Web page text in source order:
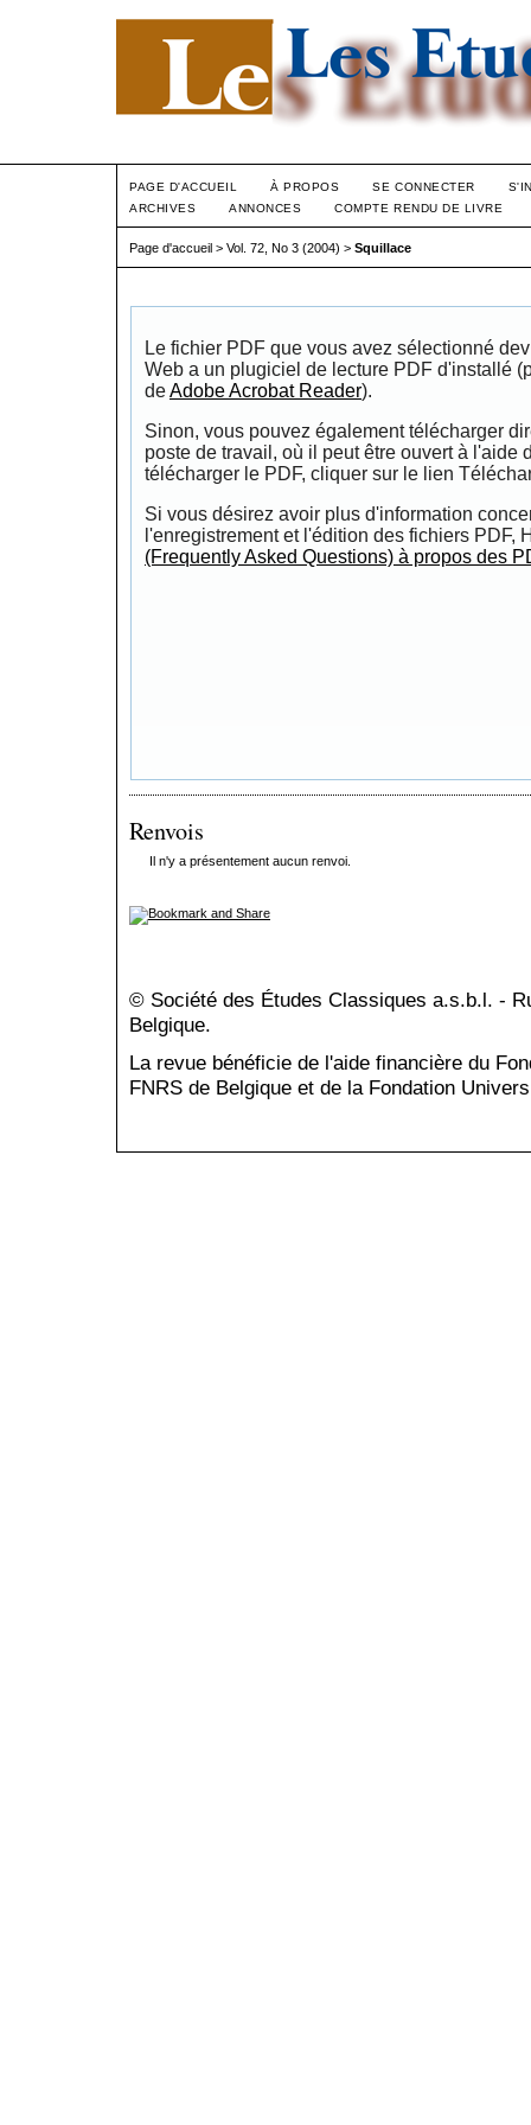
PAGE D'ACCUEIL À PROPOS SE CONNECTER
ARCHIVES
ANNONCES COMPTE RENDU DE LIVRE
Page d'accueil > Vol. 72, No 3 (2004) > Squillace
Le fichier PDF que vous avez sélectionné
Web a un plugiciel de lecture PDF d'installé
deAdobe Acrobat Reader).
Sinon, vous pouvez également télécharger
poste de travail, où il peut être ouvert à l'aide
télécharger le PDF, cliquer sur le lien
Si vous désirez avoir plus d'information
l'enregistrement et l'édition des fichiers PDF,
(Frequently Asked Questions) à propos des
Renvois
Il n'y a présentement aucun renvoi.
© Société des Études Classiques a.s.b.l. -
Belgique.
La revue bénéficie de l'aide financière du
FNRS de Belgique et de la Fondation